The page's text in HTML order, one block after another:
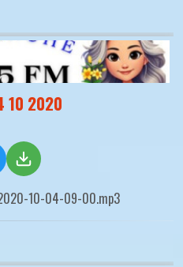
10 2020
10-04-09-00.mp3